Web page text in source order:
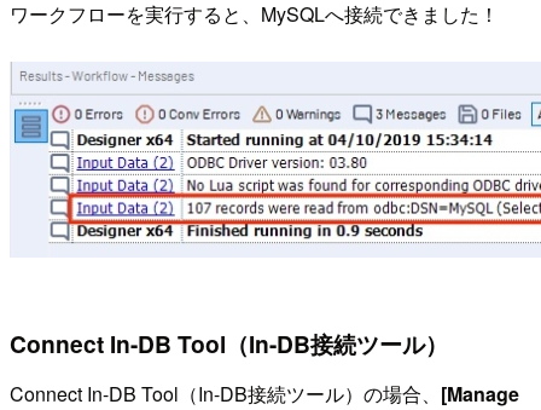
ワークフローを実行すると、MySQLへ接続できました！
Connect In-DB Tool（In-DB接続ツール）
Connect In-DB Tool（In-DB接続ツール）の場合、 [Manage